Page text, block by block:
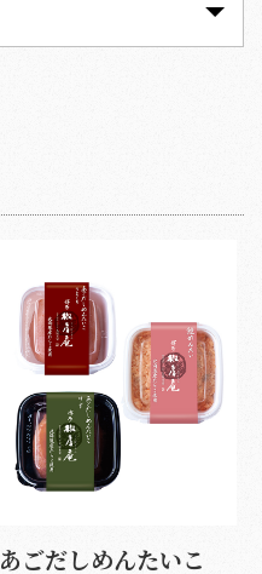
あごだしめんたいこ